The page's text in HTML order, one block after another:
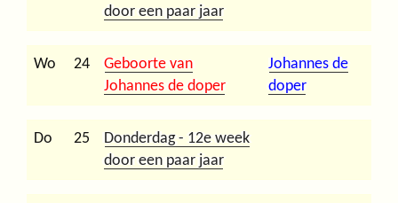
door een paar jaar
Wo 24
Geboorte van
Johannes de doper
Johannes de
doper
Do 25
Donderdag - 12e week
door een paar jaar